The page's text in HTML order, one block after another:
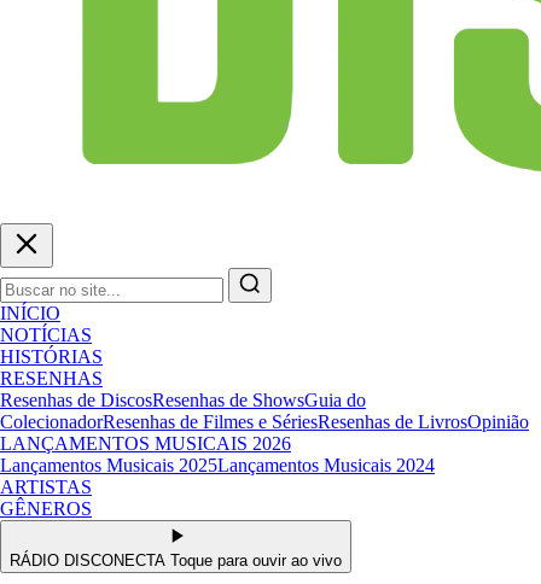
INÍCIO
NOTÍCIAS
HISTÓRIAS
RESENHAS
Resenhas de DiscosResenhas de ShowsGuia do
ColecionadorResenhas de Filmes e SériesResenhas de LivrosOpinião
LANÇAMENTOS MUSICAIS 2026
Lançamentos Musicais 2025Lançamentos Musicais 2024
ARTISTAS
GÊNEROS
RÁDIO DISCONECTA Toque para ouvir ao vivo